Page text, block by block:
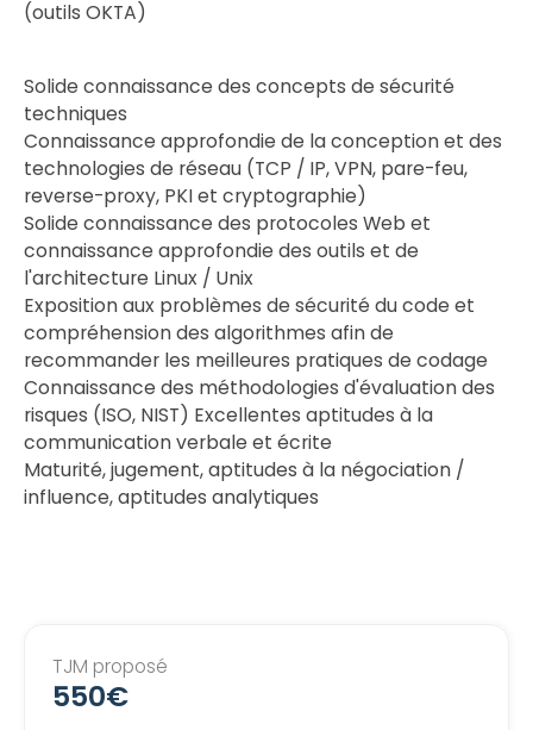
(outils OKTA)
Solide connaissance des concepts de sécurité
techniques
Connaissance approfondie de la conception et des
technologies de réseau (TCP / IP, VPN, pare-feu,
reverse-proxy, PKI et cryptographie)
Solide connaissance des protocoles Web et
connaissance approfondie des outils et de
l'architecture Linux / Unix
Exposition aux problèmes de sécurité du code et
compréhension des algorithmes afin de
recommander les meilleures pratiques de codage
Connaissance des méthodologies d'évaluation des
risques (ISO, NIST) Excellentes aptitudes à la
communication verbale et écrite
Maturité, jugement, aptitudes à la négociation /
influence, aptitudes analytiques
TJM proposé
550€